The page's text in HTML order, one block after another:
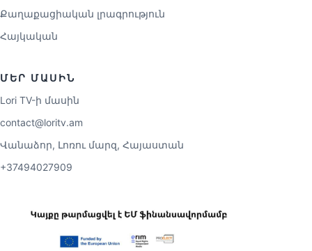
Քաղաքացիական լրագրություն
Հայկական
ՄԵՐ ՄԱՍԻՆ
Lori TV-ի մասին
contact@loritv.am
Վանաձոր, Լոռու մարզ, Հայաստան
+37494027909